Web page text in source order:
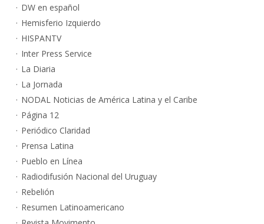
DW en español
Hemisferio Izquierdo
HISPANTV
Inter Press Service
La Diaria
La Jornada
NODAL Noticias de América Latina y el Caribe
Página 12
Periódico Claridad
Prensa Latina
Pueblo en Línea
Radiodifusión Nacional del Uruguay
Rebelión
Resumen Latinoamericano